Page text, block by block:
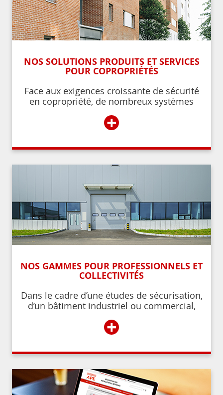
NOS SOLUTIONS PRODUITS ET SERVICES
POUR COPROPRIÉTÉS
Face aux exigences croissante de sécurité
en copropriété, de nombreux systèmes
l’accès à l’immeuble aux résidents ou aux
personnes autorisées par ces derniers.
+
NOS GAMMES POUR PROFESSIONNELS ET
COLLECTIVITÉS
Dans le cadre d’une études de sécurisation,
d’un bâtiment industriel ou commercial,
+